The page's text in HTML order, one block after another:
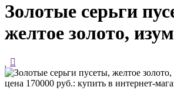
Золотые серьги
желтое золото,